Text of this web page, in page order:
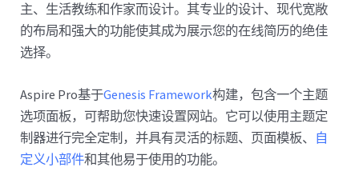
主、生活教练和作家而设计。其专业的设计、现代宽敞
的布局和强大的功能使其成为展示您的在线简历的绝佳
选择。
Aspire Pro基于Genesis Framework构建，包含一个主题
选项面板，可帮助您快速设置网站。它可以使用主题定
制器进行完全定制，并具有灵活的标题、页面模板、 自
定义小部件和其他易于使用的功能。